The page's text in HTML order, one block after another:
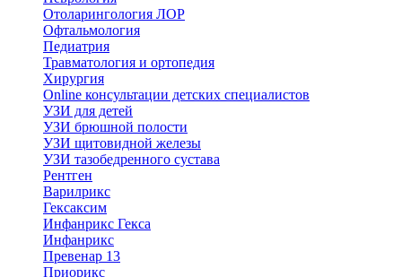
Отоларингология ЛОР
Офтальмология
Педиатрия
Травматология и ортопедия
Хирургия
Online консультации детских специалистов
УЗИ для детей
УЗИ брюшной полости
УЗИ щитовидной железы
УЗИ тазобедренного сустава
Рентген
Варилрикс
Гексаксим
Инфанрикс Гекса
Инфанрикс
Превенар 13
Приорикс